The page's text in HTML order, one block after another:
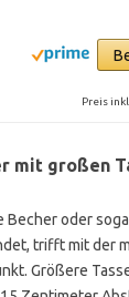
Preis
mit großen
Becher oder
trifft mit der
Größere